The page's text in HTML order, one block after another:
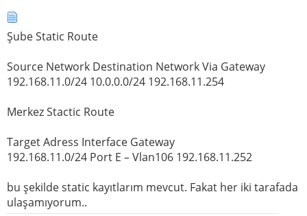
Şube Static Route
Source Network Destination Network Via Gateway
192.168.11.0/24 10.0.0.0/24 192.168.11.254
Merkez Stactic Route
Target Adress Interface Gateway
192.168.11.0/24 Port E – Vlan106 192.168.11.252
bu şekilde static kayıtlarım mevcut. Fakat her iki tarafada
ulaşamıyorum..